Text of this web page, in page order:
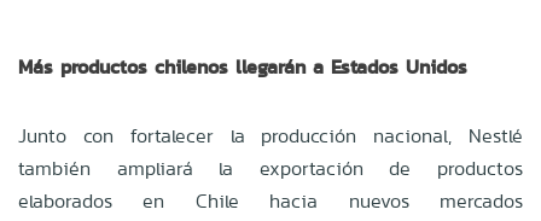
Más productos chilenos llegarán a Estados Unidos
Junto con fortalecer la producción nacional, Nestlé
también ampliará la exportación de productos
elaborados en Chile hacia nuevos mercados